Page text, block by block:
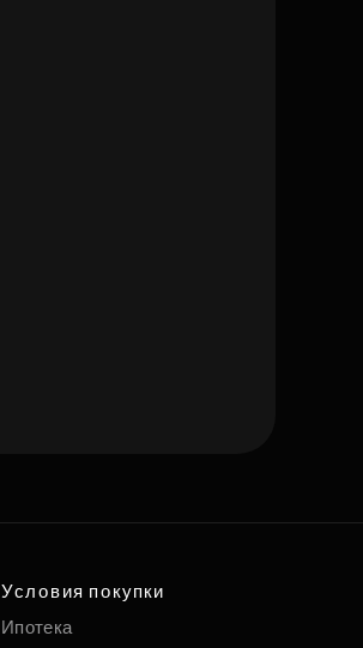
Условия покупки
Ипотека